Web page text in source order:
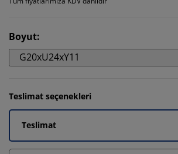
Boyut:
G20xU24xY11
Teslimat seçenekleri
Teslimat